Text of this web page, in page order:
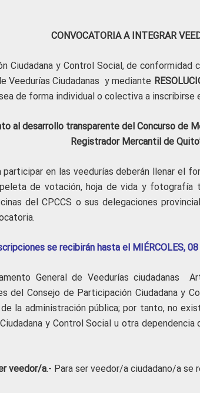
CONVOCATORIA A INTEGRAR
Ciudadana y Control Social, de
Veedurías Ciudadanas y mediante
de forma individual o colectiva a inscribirse
al desarrollo transparente del Concurso de
Registrador Mercantil de
en las veedurías deberán llenar el
de votación, hoja de vida y fotografía
del CPCCS o sus delegaciones
se recibirán hasta el MIÉRCOLES, 08
General de Veedurías ciudadanas
del Consejo de Participación Ciudadana y
la administración pública; por tanto, no
y Control Social u otra
veedor/a.- Para ser veedor/a ciudadano/a se